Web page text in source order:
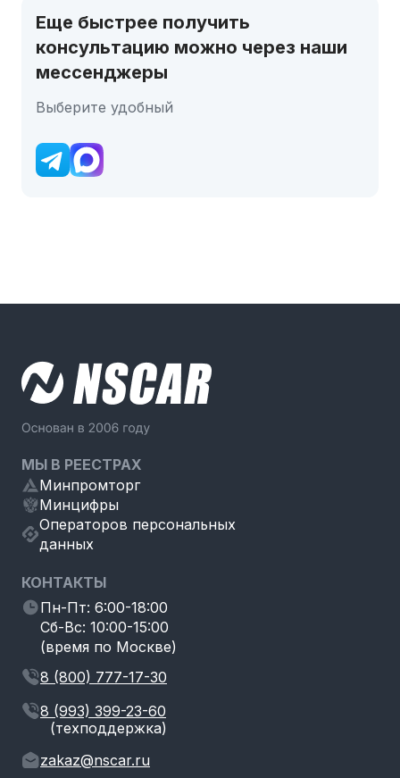
Еще быстрее получить
консультацию можно через наши
мессенджеры
Выберите удобный
МЫ В РЕЕСТРАХ
Минпромторг
Минцифры
Операторов персональных
данных
КОНТАКТЫ
Пн-Пт: 6:00-18:00
Сб-Вс: 10:00-15:00
(время по Москве)
8 (800) 777-17-30
8 (993) 399-23-60
(техподдержка)
zakaz@nscar.ru